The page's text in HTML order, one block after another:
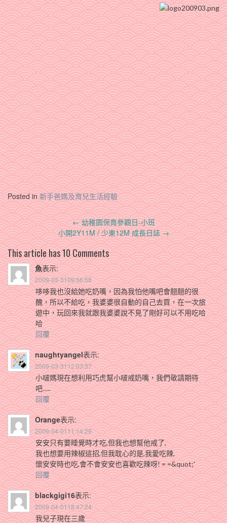
Posted in新手爸媽及育兒生活經驗
Post
navigation
←幼稚園保育參觀日-小班
小開2Y11M / 少東12M 成長日誌→
This article has 10 Comments
魚表示:
2009-03-3109:56:58
哆哆我也沒給她吃奶嘴，因為我怕他嘴吧會翹翹的很
醜，所以不給吃，我婆婆很自動的自己去買，在一次旅
遊中，玩回來我就跟我婆婆說不見了剛好可以不用吃哈
哈
回覆
naughtyangel表示:
2009-03-3112:03:37
小啵媽現在想利用巧虎幫小啵戒奶嘴，我們敬請期待
吧…..
回覆
Orange表示:
2009-04-0111:14:29
安安只有要睡覺時才吃,但我也想幫他戒了,
我也想要用辣椒這招,但我耽心的是,我愛吃辣,
懷安安時也吃,會不會安安也喜歡吃辣呀! = =&quot;'
回覆
blackgigi16表示:
2009-04-0118:47:24
我兒子現在三歲